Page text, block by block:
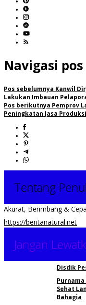
Navigasi pos
Pos sebelumnya Kanwil
Lakukan Imbauan
Pos berikutnya Pemprov
Peningkatan Jasa
Tentang
Akurat, Berimbang &
https://beritanatural.net
Jangan
Disdik
Sehat
Bahagia